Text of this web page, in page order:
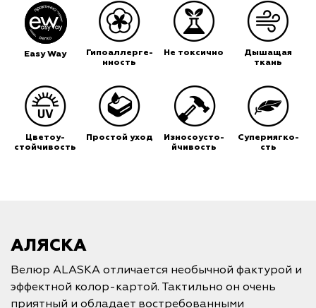
Easy Way
Гипоаллерге-
нность
Не токсично
Дышащая
ткань
Цветоу-
стойчивость
Простой уход
Износоусто-
йчивость
Супермягко-
сть
АЛЯСКА
Велюр ALASKA отличается необычной фактурой и
эффектной колор-картой. Тактильно он очень
приятный и обладает востребованными